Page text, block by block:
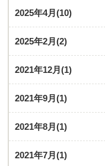
2025年4月(10)
2025年2月(2)
2021年12月(1)
2021年9月(1)
2021年8月(1)
2021年7月(1)